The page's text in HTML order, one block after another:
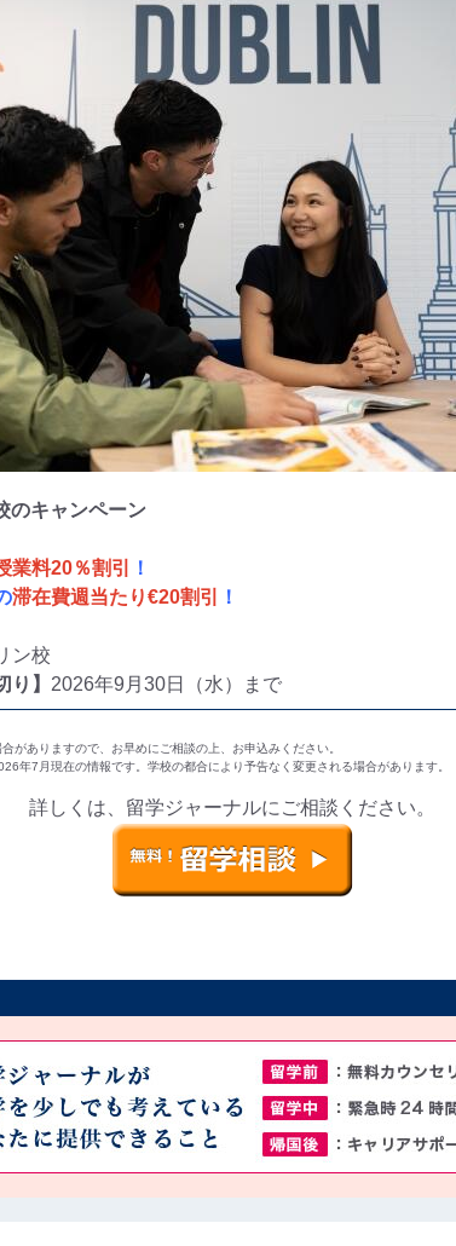
のキャンペーン
業料20％割引
！
滞在費週当たり€20割引 ！
ン校
り】 2026年9月30日（水）まで
がありますので、お早めにご相談の上、お申込みください。
年7月現在の情報です。学校の都合により予告なく変更される場合があります。
詳しくは、留学ジャーナルにご相談ください。